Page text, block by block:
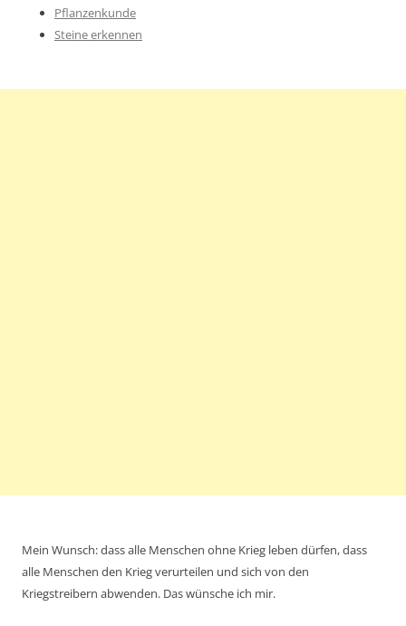
Pflanzenkunde
Steine erkennen
Mein Wunsch: dass alle Menschen ohne Krieg leben dürfen, dass
alle Menschen den Krieg verurteilen und sich von den
Kriegstreibern abwenden. Das wünsche ich mir.